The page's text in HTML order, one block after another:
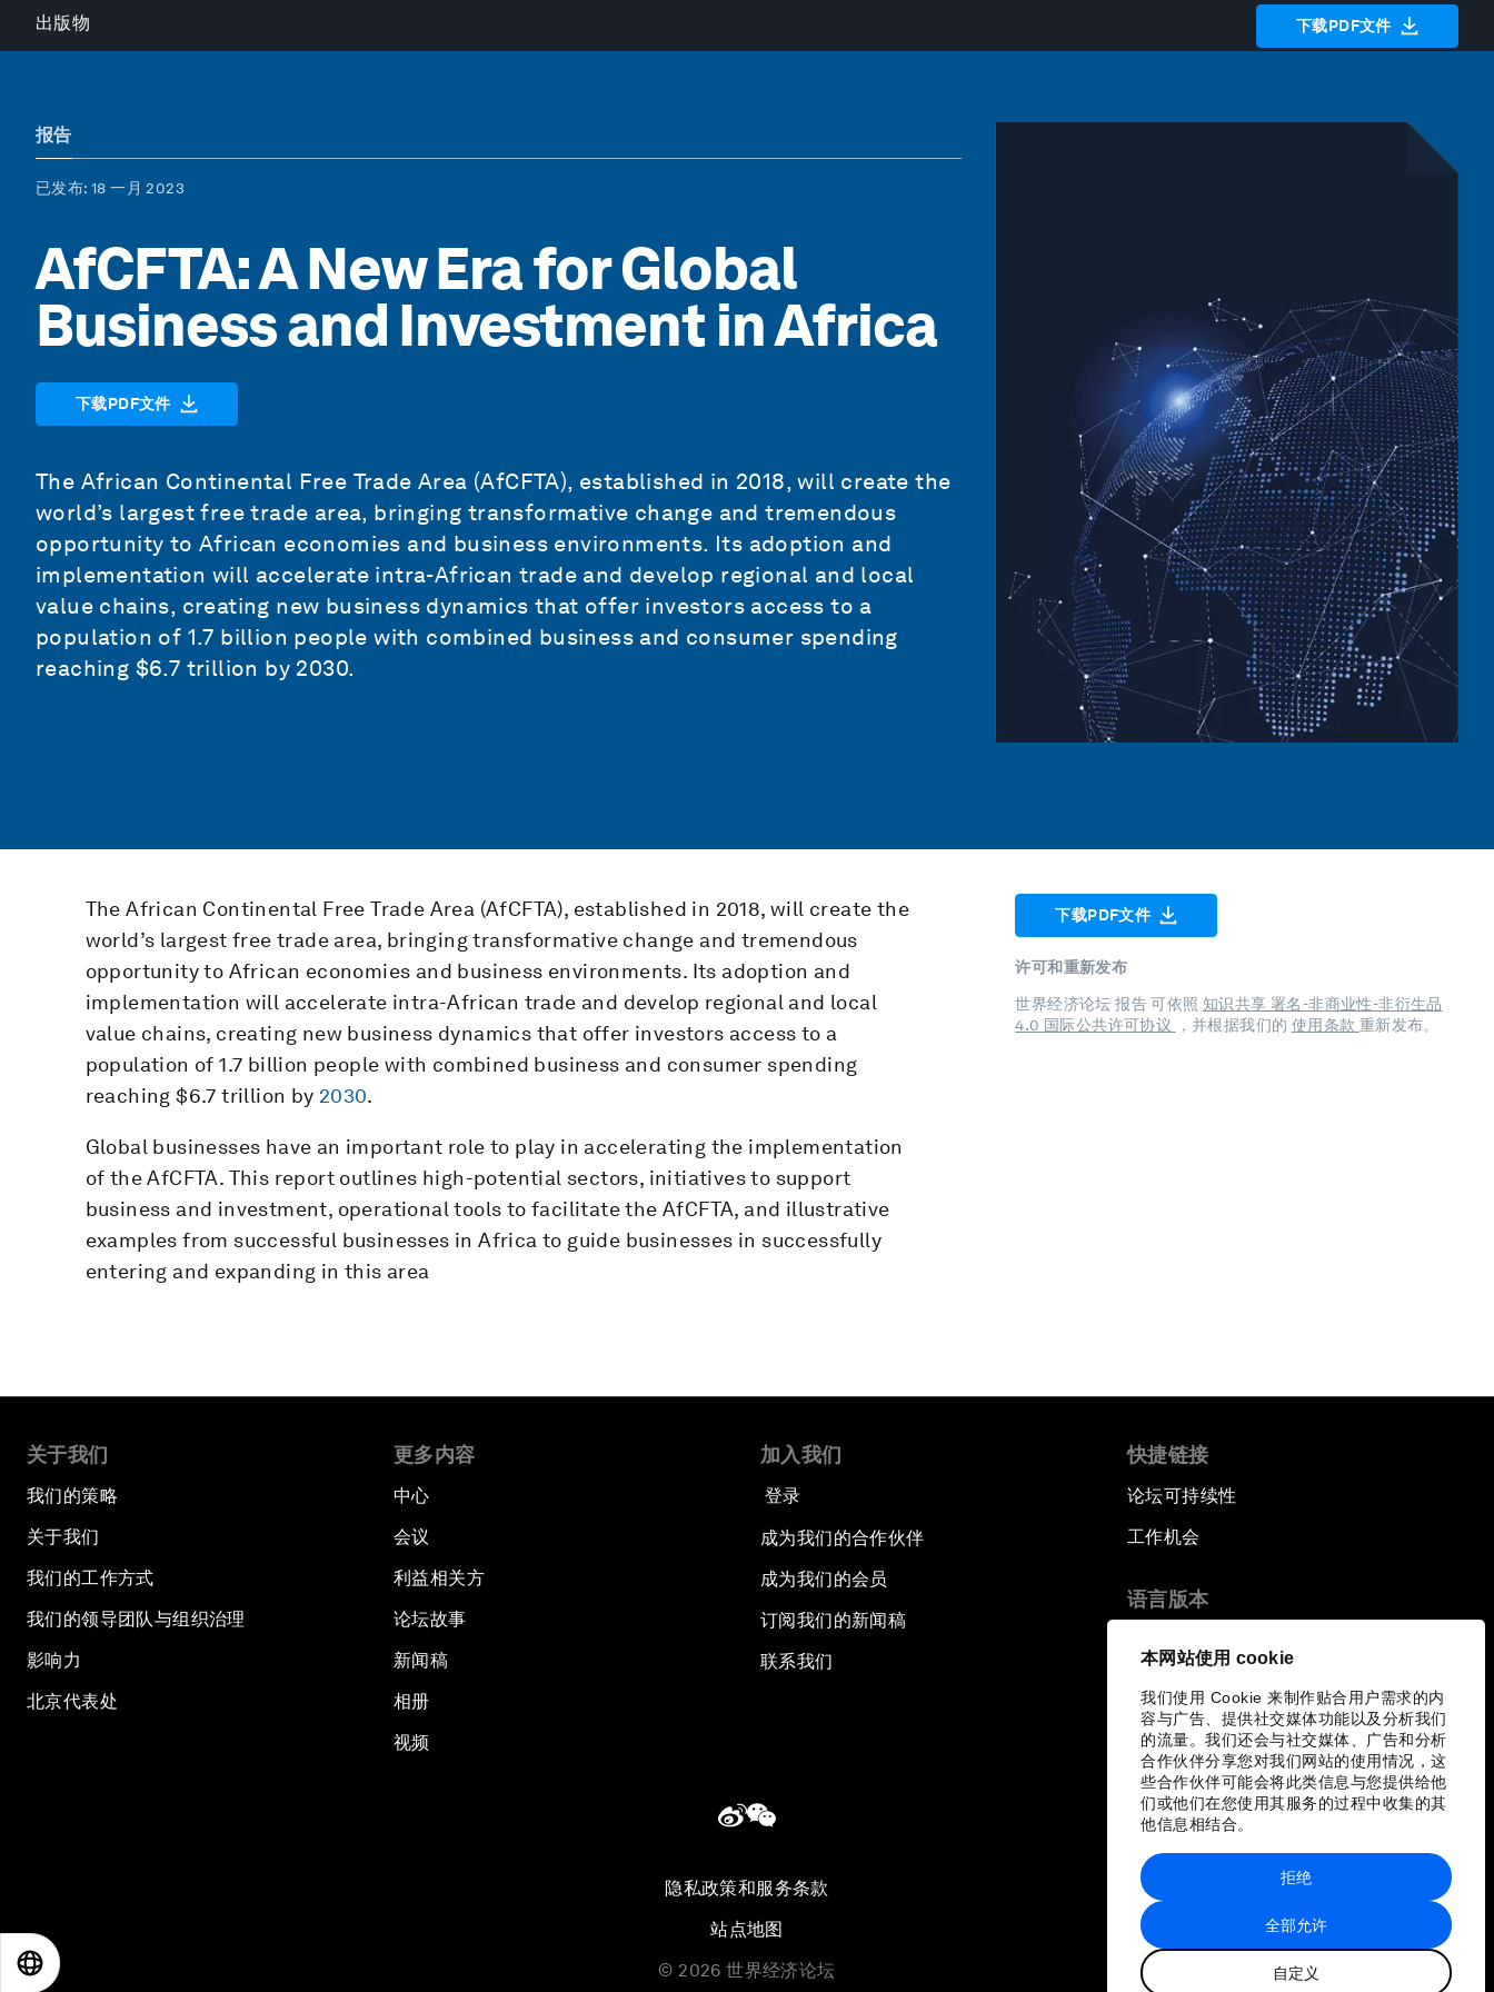
本网站使用 cookie
我们使用 Cookie 来制作贴合用户需求的内
容与广告、提供社交媒体功能以及分析我们
的流量。我们还会与社交媒体、广告和分析
合作伙伴分享您对我们网站的使用情况，这
些合作伙伴可能会将此类信息与您提供给他
们或他们在您使用其服务的过程中收集的其
他信息相结合。
全部允许
自定义
拒绝
出版物 下载PDF文件
报告
已发布: 18 一月 2023
AfCFTA: A New Era for Global
Business and Investment in Africa
下载PDF文件
The African Continental Free Trade Area (AfCFTA), established in 2018, will create the
world’s largest free trade area, bringing transformative change and tremendous
opportunity to African economies and business environments. Its adoption and
implementation will accelerate intra-African trade and develop regional and local
value chains, creating new business dynamics that offer investors access to a
population of 1.7 billion people with combined business and consumer spending
reaching $6.7 trillion by 2030.
The African Continental Free Trade Area (AfCFTA), established in 2018, will create the
world’s largest free trade area, bringing transformative change and tremendous
opportunity to African economies and business environments. Its adoption and
implementation will accelerate intra-African trade and develop regional and local
value chains, creating new business dynamics that offer investors access to a
population of 1.7 billion people with combined business and consumer spending
reaching $6.7 trillion by 2030.
Global businesses have an important role to play in accelerating the implementation
of the AfCFTA. This report outlines high-potential sectors, initiatives to support
business and investment, operational tools to facilitate the AfCFTA, and illustrative
examples from successful businesses in Africa to guide businesses in successfully
entering and expanding in this area
下载PDF文件
许可和重新发布
世界经济论坛 报告 可依照 知识共享 署名-非商业性-非衍生品
4.0 国际公共许可协议
，并根据我们的 使用条款 重新发布。
关于我们
我们的策略
关于我们
我们的工作方式
我们的领导团队与组织治理
影响力
北京代表处
更多内容
中心
会议
利益相关方
论坛故事
新闻稿
相册
视频
加入我们
登录
成为我们的合作伙伴
成为我们的会员
订阅我们的新闻稿
联系我们
快捷链接
论坛可持续性
工作机会
语言版本
隐私政策和服务条款
站点地图
© 2026 世界经济论坛